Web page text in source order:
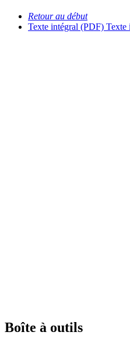
Retour au début
Texte intégral (PDF) Texte
Boîte à outils